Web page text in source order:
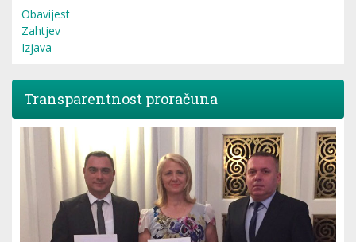
Obavijest
Zahtjev
Izjava
Transparentnost proračuna